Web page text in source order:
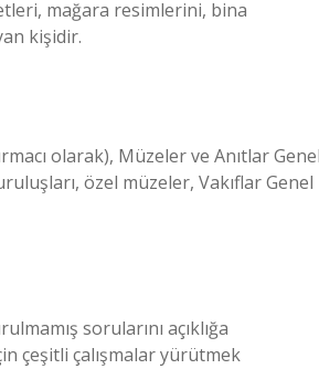
mağara resimlerini, bina
kişidir.
olarak), Müzeler ve Anıtlar
özel müzeler, Vakıflar Genel
sorularını açıklığa
çeşitli çalışmalar yürütmek